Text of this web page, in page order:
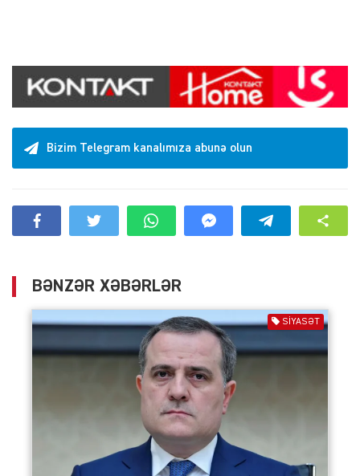
Bizim Telegram kanalımıza abunə olun
BƏNZƏR XƏBƏRLƏR
SIYASƏT